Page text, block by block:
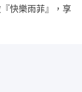
快樂雨菲』，享